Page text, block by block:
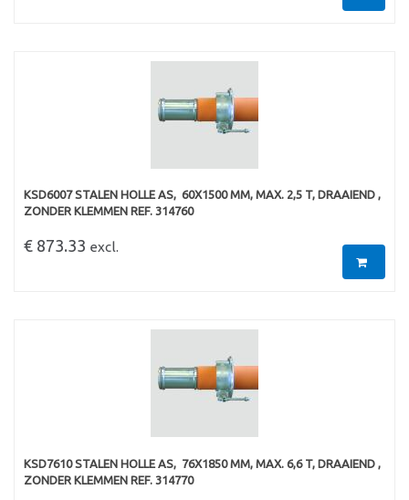
KSD6007 STALEN HOLLE AS,  60X1500 MM, MAX. 2,5 T, DRAAIEND ,
ZONDER KLEMMEN REF. 314760
€ 873.33 excl.
KSD7610 STALEN HOLLE AS,  76X1850 MM, MAX. 6,6 T, DRAAIEND ,
ZONDER KLEMMEN REF. 314770